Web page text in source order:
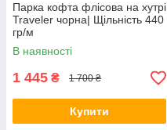
Парка кофта флісова на хутрі
Traveler чорна| Щільність 440
гр/м
В наявності
1 445 ₴ 1 700 ₴
Купити